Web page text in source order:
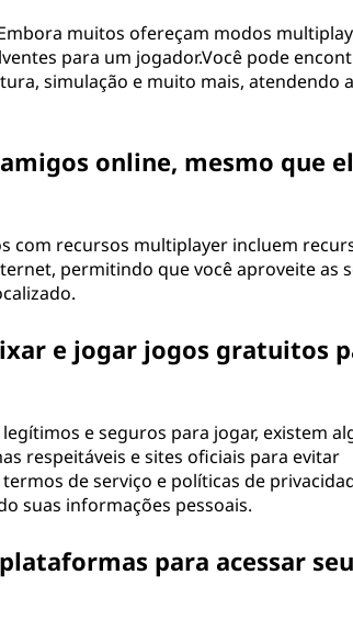
muitos ofereçam modos
para um jogador.Você pode
simulação e muito mais, atendendo a
online, mesmo que
com recursos multiplayer incluem
permitindo que você aproveite as
e jogar jogos gratuitos
e seguros para jogar, existem
respeitáveis e sites oficiais para evitar
de serviço e políticas de
suas informações pessoais.
para acessar